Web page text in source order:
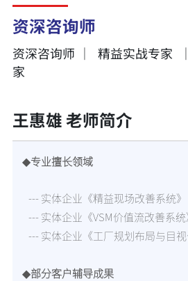
资深咨询师
资深咨询师 │ 精益实战专家
家
王惠雄 老师简介
◆专业擅长领域
--- 实体企业《精益现场改善系统》
--- 实体企业《VSM价值流改善系统
--- 实体企业《工厂规划布局与目视
◆部分客户辅导成果